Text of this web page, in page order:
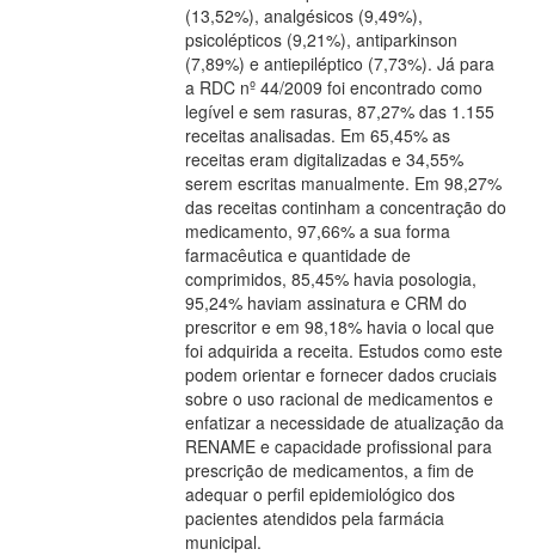
(13,52%), analgésicos (9,49%),
psicolépticos (9,21%), antiparkinson
(7,89%) e antiepiléptico (7,73%). Já para
a RDC nº 44/2009 foi encontrado como
legível e sem rasuras, 87,27% das 1.155
receitas analisadas. Em 65,45% as
receitas eram digitalizadas e 34,55%
serem escritas manualmente. Em 98,27%
das receitas continham a concentração do
medicamento, 97,66% a sua forma
farmacêutica e quantidade de
comprimidos, 85,45% havia posologia,
95,24% haviam assinatura e CRM do
prescritor e em 98,18% havia o local que
foi adquirida a receita. Estudos como este
podem orientar e fornecer dados cruciais
sobre o uso racional de medicamentos e
enfatizar a necessidade de atualização da
RENAME e capacidade profissional para
prescrição de medicamentos, a fim de
adequar o perfil epidemiológico dos
pacientes atendidos pela farmácia
municipal.